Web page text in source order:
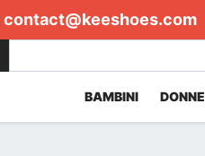
contact@keeshoes.com
BAMBINI DONNE